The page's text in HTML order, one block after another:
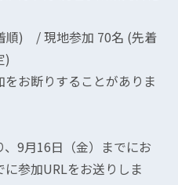
順) / 現地参加 70名 (先着
)
お断りすることがありま
9月16日（金）までにお
参加URLをお送りしま